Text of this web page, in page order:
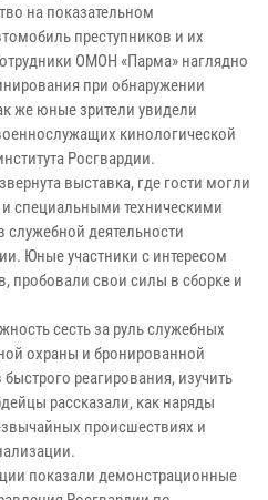
на показательном
преступников и их
ОМОН «Парма» наглядно
при обнаружении
же юные зрители увидели
кинологической
Росгвардии.
выставка, где гости могли
специальными техническими
деятельности
Юные участники с интересом
пробовали свои силы в сборке и
сесть за руль служебных
охраны и бронированной
реагирования, изучить
рассказали, как наряды
происшествиях и
показали демонстрационные